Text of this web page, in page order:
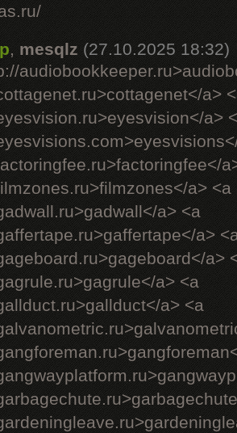
, mesqlz (27.10.2025 18:32)
a>
a>
a> <a
a> <a
a>
a>
a> <a
a> <a